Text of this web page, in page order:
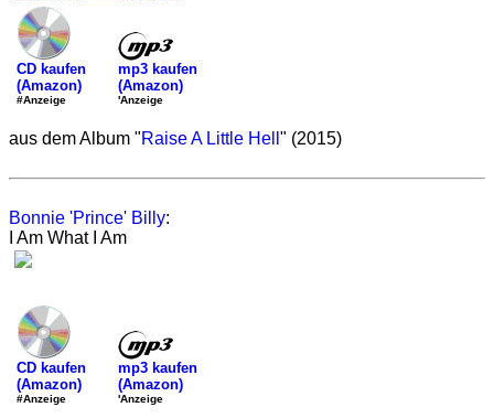
CD kaufen
(Amazon)
#Anzeige
mp3 kaufen
(Amazon)
'Anzeige
aus dem Album "Raise A Little Hell " (2015)
Bonnie 'Prince' Billy:
I Am What I Am
CD kaufen
(Amazon)
#Anzeige
mp3 kaufen
(Amazon)
'Anzeige